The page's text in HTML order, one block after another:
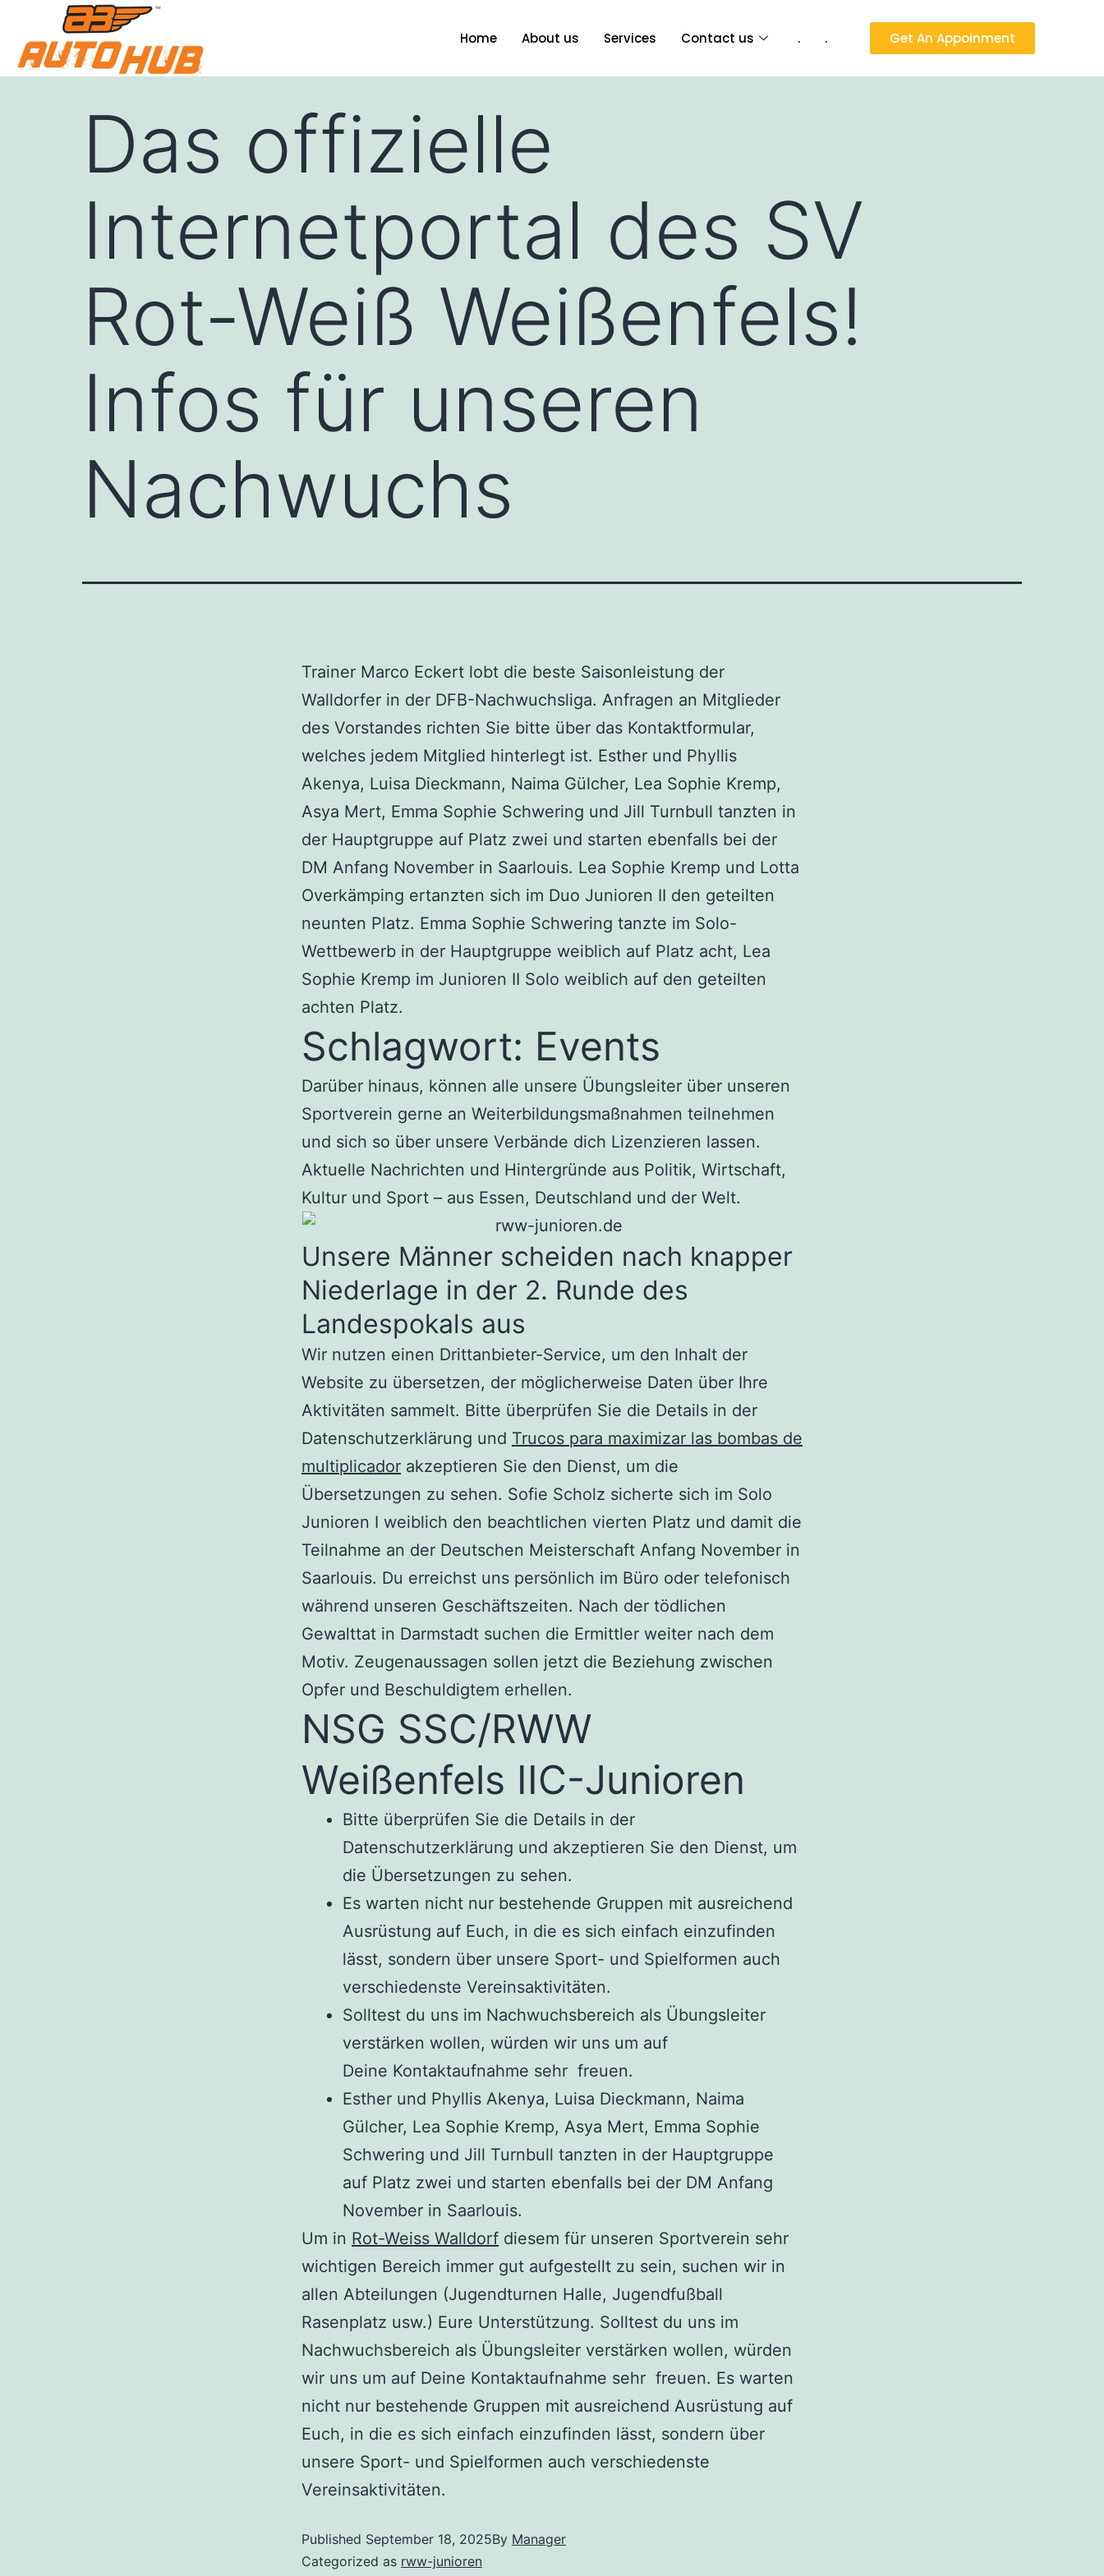
Home About us Services Contact us . . Get An Appoinment
Das offizielle
Internetportal des SV
Rot-Weiß Weißenfels!
Infos für unseren
Nachwuchs
Trainer Marco Eckert lobt die beste Saisonleistung der
Walldorfer in der DFB-Nachwuchsliga. Anfragen an Mitglieder
des Vorstandes richten Sie bitte über das Kontaktformular,
welches jedem Mitglied hinterlegt ist. Esther und Phyllis
Akenya, Luisa Dieckmann, Naima Gülcher, Lea Sophie Kremp,
Asya Mert, Emma Sophie Schwering und Jill Turnbull tanzten in
der Hauptgruppe auf Platz zwei und starten ebenfalls bei der
DM Anfang November in Saarlouis. Lea Sophie Kremp und Lotta
Overkämping ertanzten sich im Duo Junioren II den geteilten
neunten Platz. Emma Sophie Schwering tanzte im Solo-
Wettbewerb in der Hauptgruppe weiblich auf Platz acht, Lea
Sophie Kremp im Junioren II Solo weiblich auf den geteilten
achten Platz.
Schlagwort: Events
Darüber hinaus, können alle unsere Übungsleiter über unseren
Sportverein gerne an Weiterbildungsmaßnahmen teilnehmen
und sich so über unsere Verbände dich Lizenzieren lassen.
Aktuelle Nachrichten und Hintergründe aus Politik, Wirtschaft,
Kultur und Sport – aus Essen, Deutschland und der Welt.
Unsere Männer scheiden nach knapper
Niederlage in der 2. Runde des
Landespokals aus
Wir nutzen einen Drittanbieter-Service, um den Inhalt der
Website zu übersetzen, der möglicherweise Daten über Ihre
Aktivitäten sammelt. Bitte überprüfen Sie die Details in der
Datenschutzerklärung und Trucos para maximizar las bombas de
multiplicador akzeptieren Sie den Dienst, um die
Übersetzungen zu sehen. Sofie Scholz sicherte sich im Solo
Junioren I weiblich den beachtlichen vierten Platz und damit die
Teilnahme an der Deutschen Meisterschaft Anfang November in
Saarlouis. Du erreichst uns persönlich im Büro oder telefonisch
während unseren Geschäftszeiten. Nach der tödlichen
Gewalttat in Darmstadt suchen die Ermittler weiter nach dem
Motiv. Zeugenaussagen sollen jetzt die Beziehung zwischen
Opfer und Beschuldigtem erhellen.
NSG SSC/RWW
Weißenfels IIC-Junioren
Bitte überprüfen Sie die Details in der
Datenschutzerklärung und akzeptieren Sie den Dienst, um
die Übersetzungen zu sehen.
Es warten nicht nur bestehende Gruppen mit ausreichend
Ausrüstung auf Euch, in die es sich einfach einzufinden
lässt, sondern über unsere Sport- und Spielformen auch
verschiedenste Vereinsaktivitäten.
Solltest du uns im Nachwuchsbereich als Übungsleiter
verstärken wollen, würden wir uns um auf
Deine Kontaktaufnahme sehr freuen.
Esther und Phyllis Akenya, Luisa Dieckmann, Naima
Gülcher, Lea Sophie Kremp, Asya Mert, Emma Sophie
Schwering und Jill Turnbull tanzten in der Hauptgruppe
auf Platz zwei und starten ebenfalls bei der DM Anfang
November in Saarlouis.
Um in Rot-Weiss Walldorf diesem für unseren Sportverein sehr
wichtigen Bereich immer gut aufgestellt zu sein, suchen wir in
allen Abteilungen (Jugendturnen Halle, Jugendfußball
Rasenplatz usw.) Eure Unterstützung. Solltest du uns im
Nachwuchsbereich als Übungsleiter verstärken wollen, würden
wir uns um auf Deine Kontaktaufnahme sehr freuen. Es warten
nicht nur bestehende Gruppen mit ausreichend Ausrüstung auf
Euch, in die es sich einfach einzufinden lässt, sondern über
unsere Sport- und Spielformen auch verschiedenste
Vereinsaktivitäten.
Published September 18, 2025By Manager
Categorized as rww-junioren